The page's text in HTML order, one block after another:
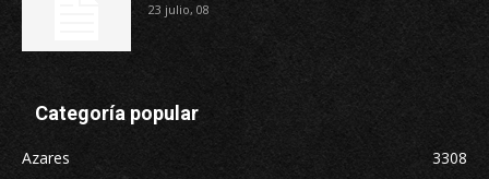
23 julio, 08
Categoría popular
Azares
3308